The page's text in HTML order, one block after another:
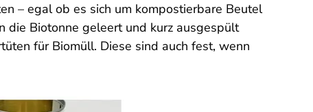
– egal ob es sich um kompostierbare Beutel
die Biotonne geleert und kurz ausgespült
für Biomüll. Diese sind auch fest, wenn